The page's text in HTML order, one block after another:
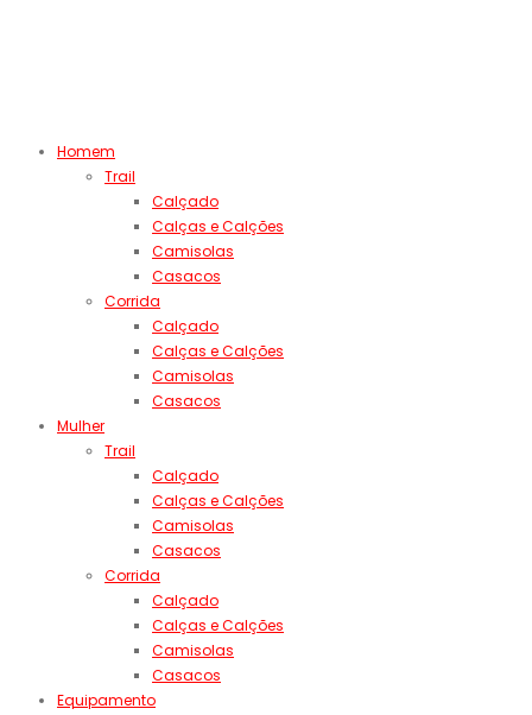
Homem
Trail
Calçado
Calças e Calções
Camisolas
Casacos
Corrida
Calçado
Calças e Calções
Camisolas
Casacos
Mulher
Trail
Calçado
Calças e Calções
Camisolas
Casacos
Corrida
Calçado
Calças e Calções
Camisolas
Casacos
Equipamento